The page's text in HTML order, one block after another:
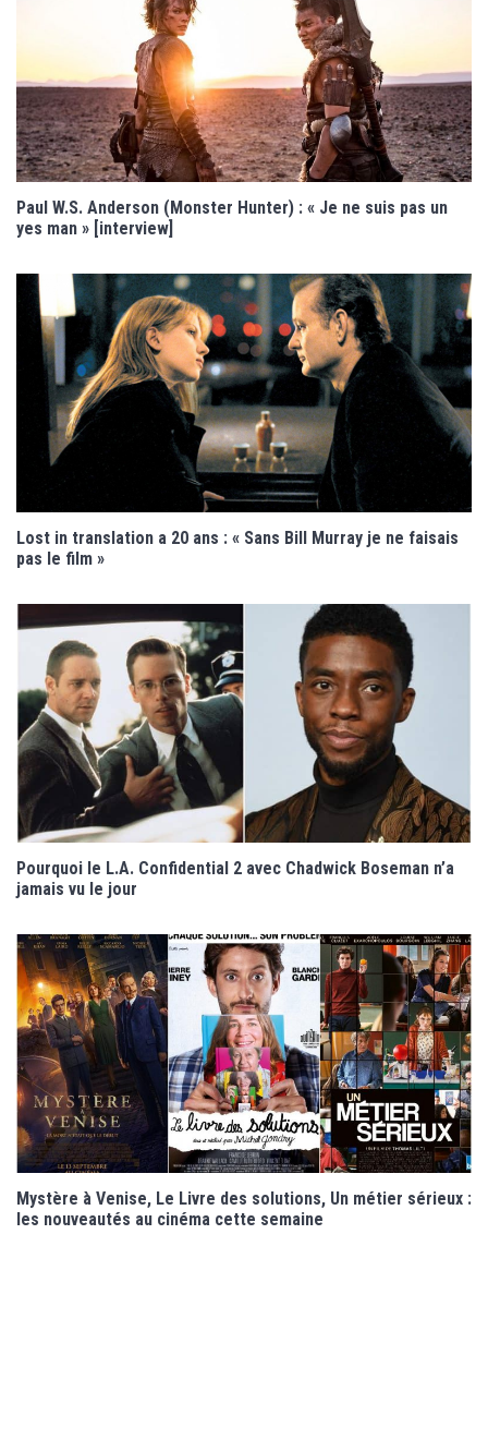
Paul W.S. Anderson (Monster Hunter) : « Je ne suis pas un
yes man » [interview]
Lost in translation a 20 ans : « Sans Bill Murray je ne faisais
pas le film »
Pourquoi le L.A. Confidential 2 avec Chadwick Boseman n’a
jamais vu le jour
Mystère à Venise, Le Livre des solutions, Un métier sérieux :
les nouveautés au cinéma cette semaine